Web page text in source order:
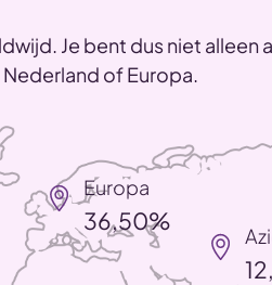
Je bent dus niet alleen
Nederland of Europa.
Europa
36,50%